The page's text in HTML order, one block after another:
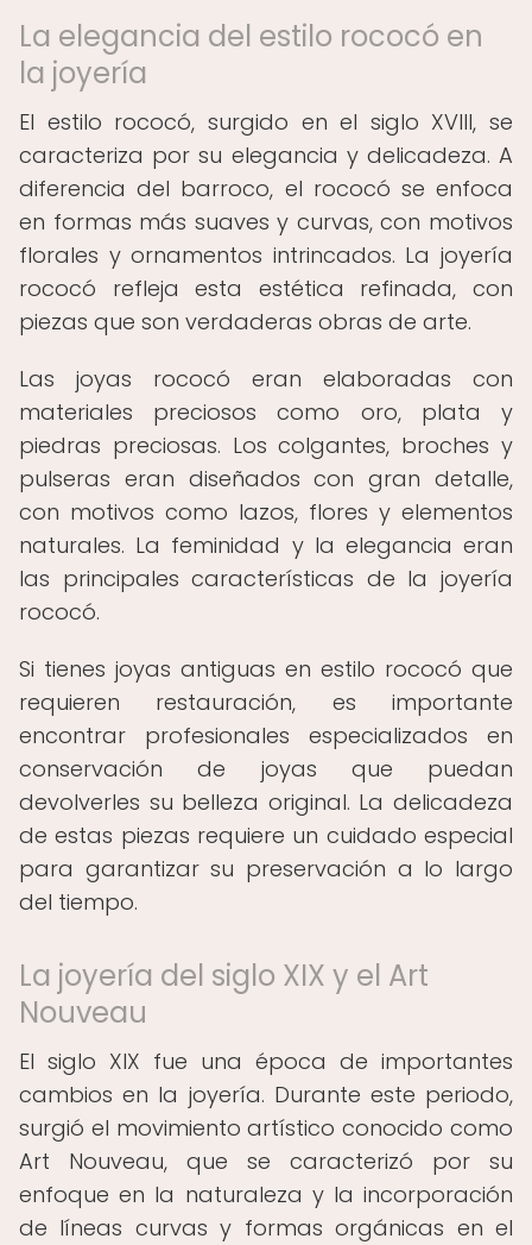
La elegancia del estilo rococó en
la joyería
El estilo rococó, surgido en el siglo XVIII, se
caracteriza por su elegancia y delicadeza. A
diferencia del barroco, el rococó se enfoca
en formas más suaves y curvas, con motivos
florales y ornamentos intrincados. La joyería
rococó refleja esta estética refinada, con
piezas que son verdaderas obras de arte.
Las joyas rococó eran elaboradas con
materiales preciosos como oro, plata y
piedras preciosas. Los colgantes, broches y
pulseras eran diseñados con gran detalle,
con motivos como lazos, flores y elementos
naturales. La feminidad y la elegancia eran
las principales características de la joyería
rococó.
Si tienes joyas antiguas en estilo rococó que
requieren restauración, es importante
encontrar profesionales especializados en
conservación de joyas que puedan
devolverles su belleza original. La delicadeza
de estas piezas requiere un cuidado especial
para garantizar su preservación a lo largo
del tiempo.
La joyería del siglo XIX y el Art
Nouveau
El siglo XIX fue una época de importantes
cambios en la joyería. Durante este periodo,
surgió el movimiento artístico conocido como
Art Nouveau, que se caracterizó por su
enfoque en la naturaleza y la incorporación
de líneas curvas y formas orgánicas en el